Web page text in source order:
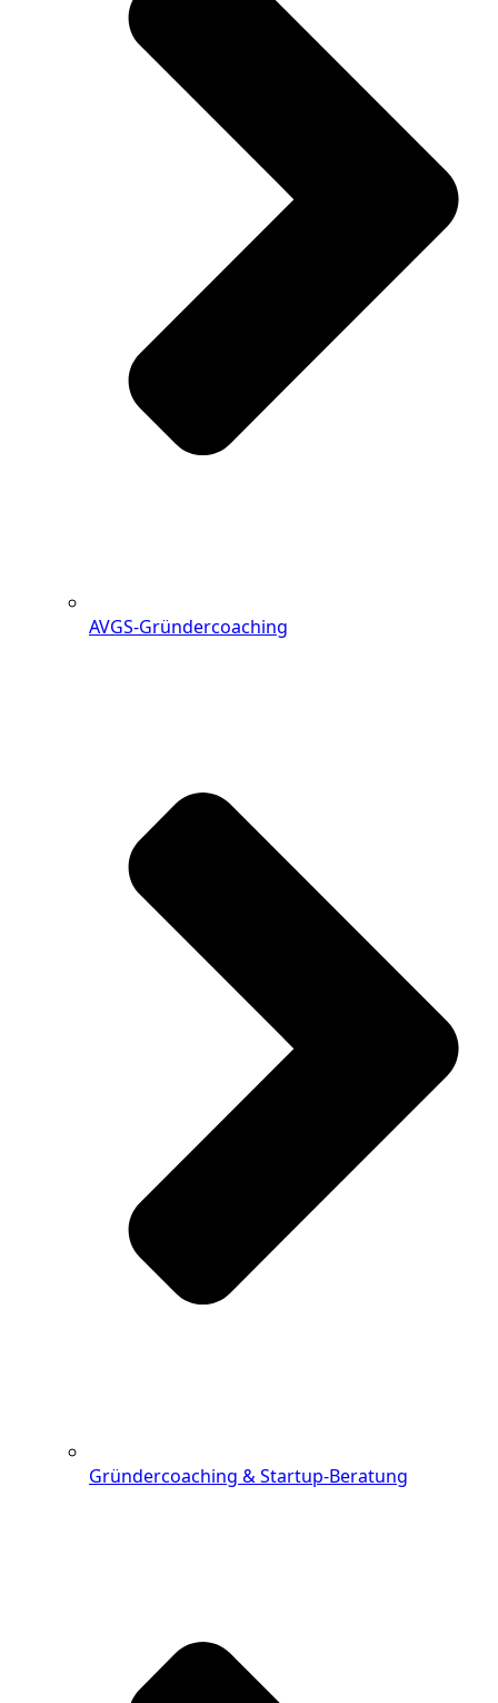
AVGS-Gründercoaching
Gründercoaching & Startup-Beratung